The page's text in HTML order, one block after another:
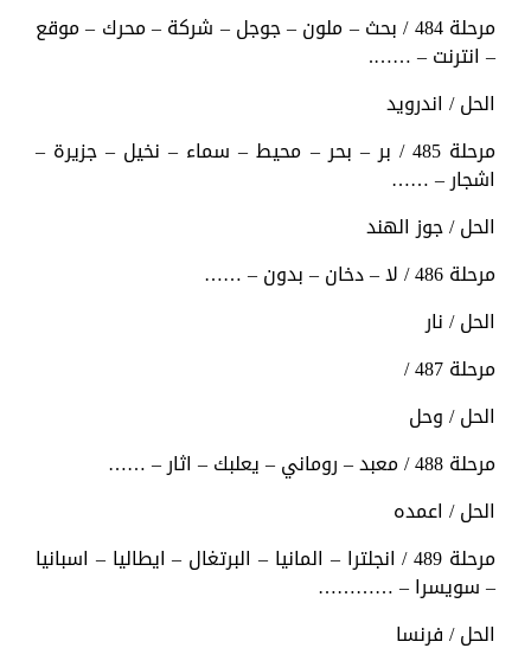
مرحلة 484 / بحث – ملون – جوجل – شركة – محرك – موقع
– انترنت – …….
الحل / اندرويد
مرحلة 485 / بر – بحر – محيط – سماء – نخيل – جزيرة –
اشجار – ……
الحل / جوز الهند
مرحلة 486 / لا – دخان – بدون – ……
الحل / نار
مرحلة 487 /
الحل / وحل
مرحلة 488 / معبد – روماني – يعلبك – اثار – ……
الحل / اعمده
مرحلة 489 / انجلترا – المانيا – البرتغال – ايطاليا – اسبانيا
– سويسرا – …………
الحل / فرنسا